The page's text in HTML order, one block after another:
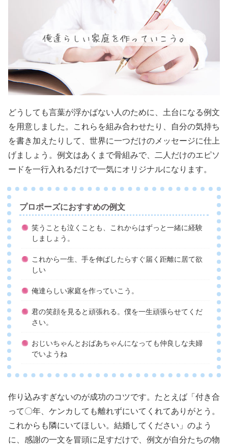
どうしても言葉が浮かばない人のために、土台になる例文
を用意しました。これらを組み合わせたり、自分の気持ち
を書き加えたりして、世界に一つだけのメッセージに仕上
げましょう。例文はあくまで骨組みで、二人だけのエピソ
ードを一行入れるだけで一気にオリジナルになります。
プロポーズにおすすめの例文
笑うことも泣くことも、これからはずっと一緒に経験
しましょう。
これから一生、手を伸ばしたらすぐ届く距離に居て欲
しい
俺達らしい家庭を作っていこう。
君の笑顔を見ると頑張れる。僕を一生頑張らせてくだ
さい。
おじいちゃんとおばあちゃんになっても仲良しな夫婦
でいようね
作り込みすぎないのが成功のコツです。たとえば「付き合
って〇年、ケンカしても離れずにいてくれてありがとう。
これからも隣にいてほしい。結婚してください」のよう
に、感謝の一文を冒頭に足すだけで、例文が自分たちの物